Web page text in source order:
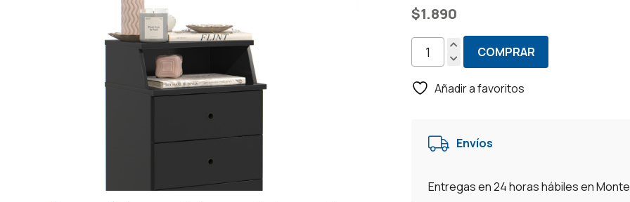
$1.890
Mesita
Noche
Con
COMPRAR
Añadir a favoritos
Envíos
Entregas en 24 horas hábiles en